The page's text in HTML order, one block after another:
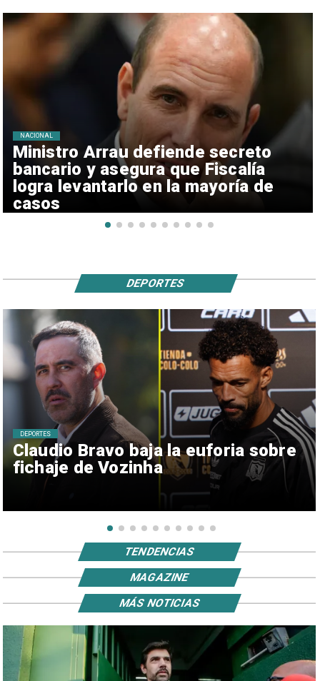
Ministro Arrau defiende secreto
bancario y asegura que Fiscalía
logra levantarlo en la mayoría de
casos
NACIONAL
Claudio Bravo baja la euforia sobre
fichaje de Vozinha
DEPORTES
DEPORTES
TENDENCIAS
MAGAZINE
MÁS NOTICIAS